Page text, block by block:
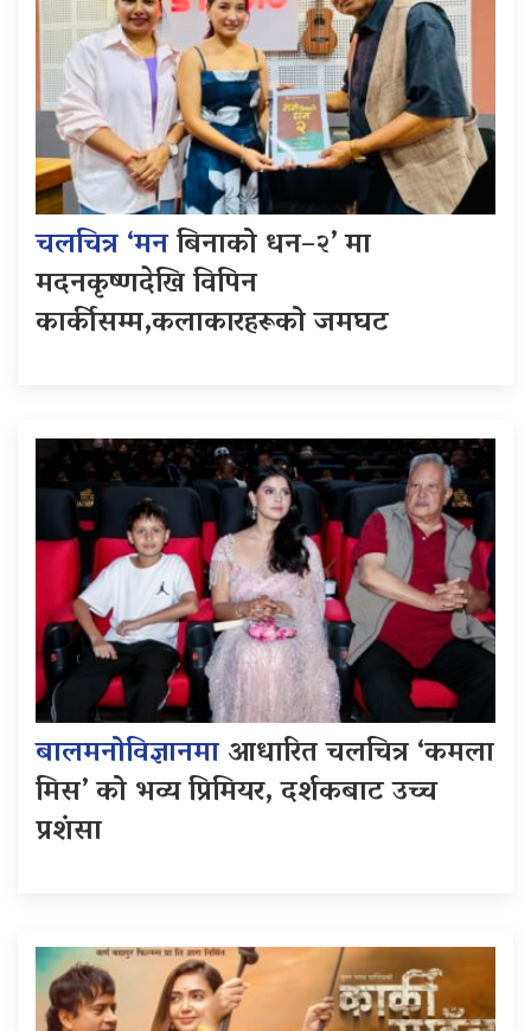
चलचित्र ‘मनबिनाको धन–२’ मा
मदनकृष्णदेखि विपिन
कार्कीसम्म,कलाकारहरूको जमघट
बालमनोविज्ञानमाआधारित चलचित्र ‘कमला
मिस’ को भव्य प्रिमियर, दर्शकबाट उच्च
प्रशंसा